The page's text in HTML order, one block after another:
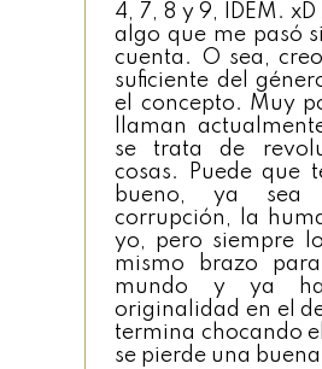
4, 7, 8 y 9, IDEM.
algo que me pasó
cuenta. O sea,
suficiente del
el concepto. Muy
llaman
se trata de
cosas. Puede que
bueno, ya
corrupción, la
yo, pero siempre
mismo brazo
mundo y ya
originalidad en el
termina chocando
se pierde una